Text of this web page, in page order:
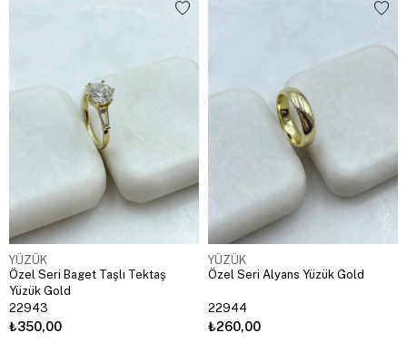
YÜZÜK
Özel Seri Baget Taşlı Tektaş
Yüzük Gold
22943
₺350,00
YÜZÜK
Özel Seri Alyans Yüzük Gold
22944
₺260,00